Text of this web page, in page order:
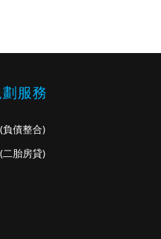
服務
(負債整合)
(二胎房貸)